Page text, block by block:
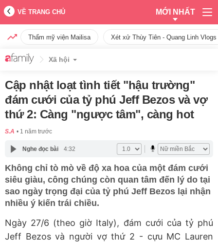
VỀ TRANG CHỦ MỚI NHẤT
Thẩm mỹ viện Mailisa Xét xử Thùy Tiên - Quang Linh
Xã hội
Cập nhật loạt tình tiết "hậu trường"
đám cưới của tỷ phú Jeff Bezos và vợ
thứ 2: Càng "ngược tâm", càng hot
S.A 1 năm trước
Nghe đọc bài 4:32
Không chỉ tò mò về độ xa hoa của một đám cưới
siêu giàu, công chúng còn quan tâm đến lý do tại
sao ngày trọng đại của tỷ phú Jeff Bezos lại nhận
nhiều ý kiến trái chiều.
Ngày 27/6 (theo giờ Italy), đám cưới của tỷ phú
Jeff Bezos và người vợ thứ 2 - cựu MC Lauren